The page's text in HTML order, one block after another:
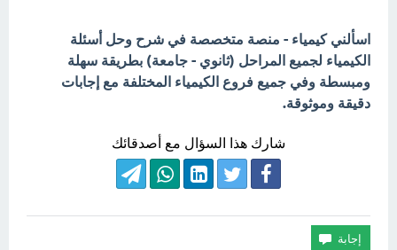
اسألني كيمياء - منصة متخصصة في شرح وحل أسئلة
الكيمياء لجميع المراحل (ثانوي - جامعة) بطريقة سهلة
ومبسطة وفي جميع فروع الكيمياء المختلفة مع إجابات
دقيقة وموثوقة.
شارك هذا السؤال مع أصدقائك